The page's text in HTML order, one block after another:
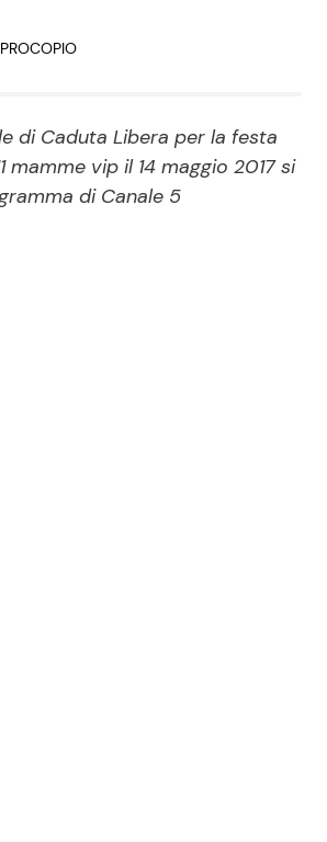
Reality e Talent
Soap Opera
di Caduta Libera per la festa
mamme vip il 14 maggio 2017 si
di Canale 5